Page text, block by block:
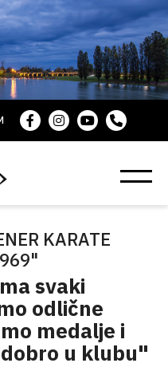
KARATE
svaki
odlične
medalje i
u klubu"